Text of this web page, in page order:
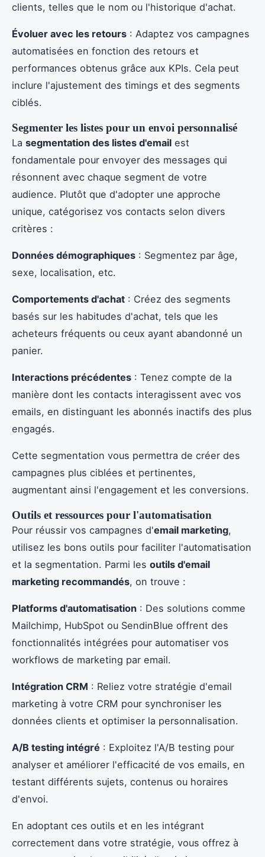
clients, telles que le nom ou l'historique d'achat.
Évoluer avec les retours : Adaptez vos campagnes
automatisées en fonction des retours et
performances obtenus grâce aux KPIs. Cela peut
inclure l'ajustement des timings et des segments
ciblés.
Segmenter les listes pour un envoi personnalisé
La segmentation des listes d'email est
fondamentale pour envoyer des messages qui
résonnent avec chaque segment de votre
audience. Plutôt que d'adopter une approche
unique, catégorisez vos contacts selon divers
critères :
Données démographiques : Segmentez par âge,
sexe, localisation, etc.
Comportements d'achat : Créez des segments
basés sur les habitudes d'achat, tels que les
acheteurs fréquents ou ceux ayant abandonné un
panier.
Interactions précédentes : Tenez compte de la
manière dont les contacts interagissent avec vos
emails, en distinguant les abonnés inactifs des plus
engagés.
Cette segmentation vous permettra de créer des
campagnes plus ciblées et pertinentes,
augmentant ainsi l'engagement et les conversions.
Outils et ressources pour l'automatisation
Pour réussir vos campagnes d'email marketing,
utilisez les bons outils pour faciliter l'automatisation
et la segmentation. Parmi les outils d'email
marketing recommandés, on trouve :
Platforms d'automatisation : Des solutions comme
Mailchimp, HubSpot ou SendinBlue offrent des
fonctionnalités intégrées pour automatiser vos
workflows de marketing par email.
Intégration CRM : Reliez votre stratégie d'email
marketing à votre CRM pour synchroniser les
données clients et optimiser la personnalisation.
A/B testing intégré : Exploitez l'A/B testing pour
analyser et améliorer l'efficacité de vos emails, en
testant différents sujets, contenus ou horaires
d'envoi.
En adoptant ces outils et en les intégrant
correctement dans votre stratégie, vous offrez à